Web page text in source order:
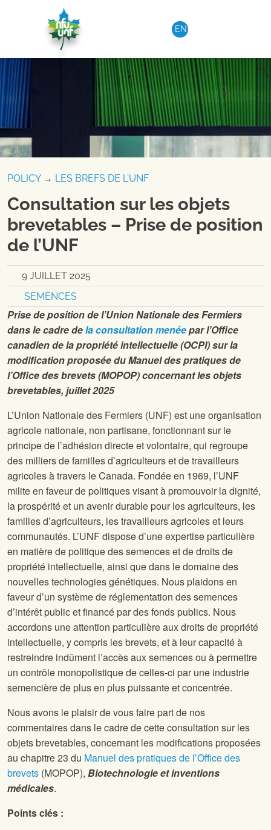
Aller au contenu
EN
POLICY→ LES BREFS DE L'UNF
Consultation sur les objets
brevetables – Prise de position
de l’UNF
9 JUILLET 2025
SEMENCES
Prise de position de l’Union Nationale des Fermiers
dans le cadre dela consultation menéepar l’Office
canadien de la propriété intellectuelle (OCPI) sur la
modification proposée du Manuel des pratiques de
l’Office des brevets (MOPOP) concernant les objets
brevetables, juillet 2025
L’Union Nationale des Fermiers (UNF) est une organisation
agricole nationale, non partisane, fonctionnant sur le
principe de l’adhésion directe et volontaire, qui regroupe
des milliers de familles d’agriculteurs et de travailleurs
agricoles à travers le Canada. Fondée en 1969, l’UNF
milite en faveur de politiques visant à promouvoir la dignité,
la prospérité et un avenir durable pour les agriculteurs, les
familles d’agriculteurs, les travailleurs agricoles et leurs
communautés. L’UNF dispose d’une expertise particulière
en matière de politique des semences et de droits de
propriété intellectuelle, ainsi que dans le domaine des
nouvelles technologies génétiques. Nous plaidons en
faveur d’un système de réglementation des semences
d’intérêt public et financé par des fonds publics. Nous
accordons une attention particulière aux droits de propriété
intellectuelle, y compris les brevets, et à leur capacité à
restreindre indûment l’accès aux semences ou à permettre
un contrôle monopolistique de celles-ci par une industrie
semencière de plus en plus puissante et concentrée.
Nous avons le plaisir de vous faire part de nos
commentaires dans le cadre de cette consultation sur les
objets brevetables, concernant les modifications proposées
au chapitre 23 du Manuel des pratiques de l’Office des
brevets (MOPOP), Biotechnologie et inventions
médicales.
Points clés :